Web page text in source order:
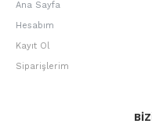
Ana Sayfa
Hesabım
Kayıt Ol
Siparişlerim